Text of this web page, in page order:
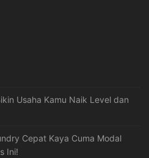
Usaha Kamu Naik Level dan
Cepat Kaya Cuma Modal
Ini!